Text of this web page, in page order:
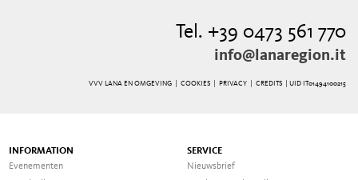
Tel. +39 0473 561 770
info@lanaregion.it
VVV LANA EN OMGEVING | COOKIES| PRIVACY| CREDITS | UID IT01494100215
INFORMATION
Evenementen
SERVICE
Nieuwsbrief